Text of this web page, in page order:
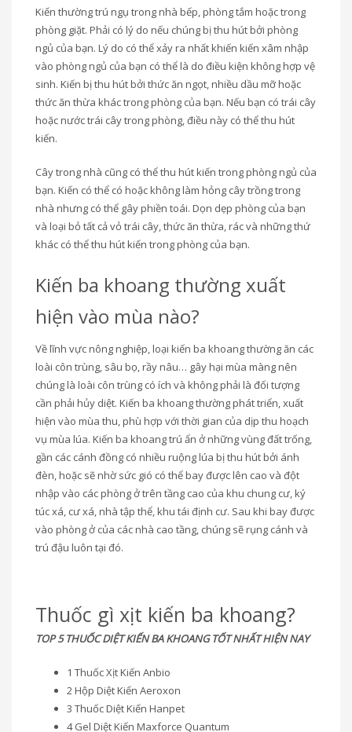
Kiến thường trú ngụ trong nhà bếp, phòng tắm hoặc trong
phòng giặt. Phải có lý do nếu chúng bị thu hút bởi phòng
ngủ của bạn. Lý do có thể xảy ra nhất khiến kiến ​​xâm nhập
vào phòng ngủ của bạn có thể là do điều kiện không hợp vệ
sinh. Kiến bị thu hút bởi thức ăn ngọt, nhiều dầu mỡ hoặc
thức ăn thừa khác trong phòng của bạn. Nếu bạn có trái cây
hoặc nước trái cây trong phòng, điều này có thể thu hút
kiến.
Cây trong nhà cũng có thể thu hút kiến ​​trong phòng ngủ của
bạn. Kiến có thể có hoặc không làm hỏng cây trồng trong
nhà nhưng có thể gây phiền toái. Dọn dẹp phòng của bạn
và loại bỏ tất cả vỏ trái cây, thức ăn thừa, rác và những thứ
khác có thể thu hút kiến ​​trong phòng của bạn.
Kiến ba khoang thường xuất
hiện vào mùa nào?
Về lĩnh vực nông nghiệp, loại kiến ba khoang thường ăn các
loài côn trùng, sâu bọ, rầy nâu… gây hại mùa màng nên
chúng là loài côn trùng có ích và không phải là đối tượng
cần phải hủy diệt. Kiến ba khoang thường phát triển, xuất
hiện vào mùa thu, phù hợp với thời gian của dịp thu hoạch
vụ mùa lúa. Kiến ba khoang trú ẩn ở những vùng đất trống,
gần các cánh đồng có nhiều ruộng lúa bị thu hút bởi ánh
đèn, hoặc sẽ nhờ sức gió có thể bay được lên cao và đột
nhập vào các phòng ở trên tầng cao của khu chung cư, ký
túc xá, cư xá, nhà tập thể, khu tái định cư. Sau khi bay được
vào phòng ở của các nhà cao tầng, chúng sẽ rụng cánh và
trú đậu luôn tại đó.
Thuốc gì xịt kiến ba khoang?
TOP 5 THUỐC DIỆT KIẾN BA KHOANG TỐT NHẤT HIỆN NAY
1 Thuốc Xịt Kiến Anbio
2 Hộp Diệt Kiến Aeroxon
3 Thuốc Diệt Kiến Hanpet
4 Gel Diệt Kiến Maxforce Quantum